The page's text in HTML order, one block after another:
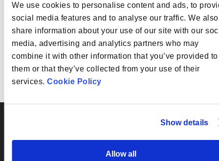
We use cookies to personalise content and ads, to
social media features and to analyse our traffic. We also
share information about your use of our site with our
media, advertising and analytics partners who may
combine it with other information that you’ve provided to
them or that they’ve collected from your use of their
services.Cookie Policy
Show details
Allow all
July 17, 2024
Melhorando o desempenho da bateria por meio da
análise do tamanho e da forma das partículas
TAGS: Este webinar abordará a importância da análise do
tamanho e da forma das partículas dos materiais da bateria e
como a combinação de difração a laser e análise de imagens pode
ajudar a aumentar a vida útil das baterias.&nbsp;Registre-se
Watch